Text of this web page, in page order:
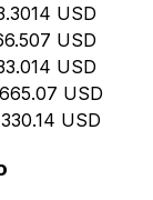
USD
USD
USD
USD
USD